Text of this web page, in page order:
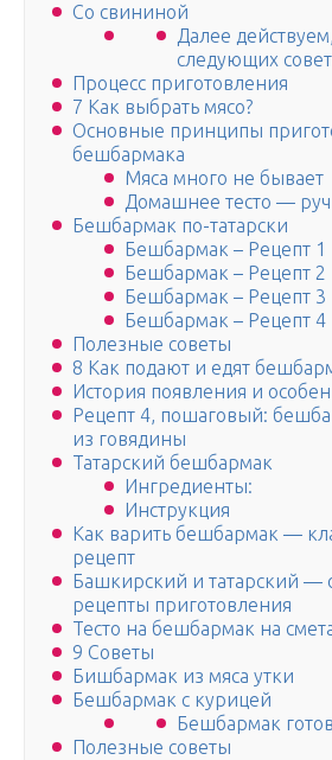
Со свининой
Далее
следующих
Процесс приготовления
7 Как выбрать мясо?
Основные принципы
бешбармака
Мяса много не бывает
Домашнее тесто —
Бешбармак по-татарски
Бешбармак – Рецепт 1
Бешбармак – Рецепт 2
Бешбармак – Рецепт 3
Бешбармак – Рецепт 4
Полезные советы
8 Как подают и едят
История появления и
Рецепт 4, пошаговый:
из говядины
Татарский бешбармак
Ингредиенты:
Инструкция
Как варить бешбармак —
рецепт
Башкирский и татарский —
рецепты приготовления
Тесто на бешбармак на
9 Советы
Бишбармак из мяса утки
Бешбармак с курицей
Бешбармак
Полезные советы